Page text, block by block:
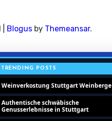
Blogusby Themeansar.
TRENDING POSTS
Weinverkostung Stuttgart Weinberge
Authentische schwäbische
Genusserlebnisse in Stuttgart